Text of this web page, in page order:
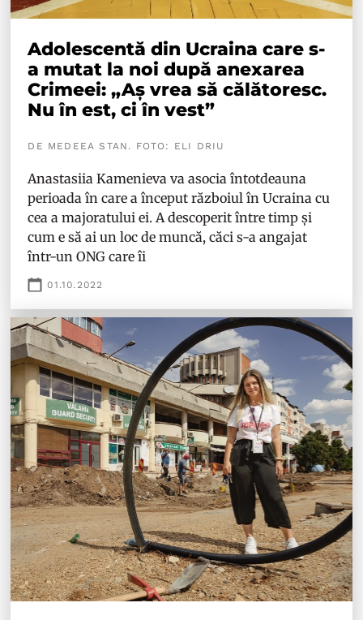
Adolescentă din Ucraina care s-
a mutat la noi după anexarea
Crimeei: „Aș vrea să călătoresc.
Nu în est, ci în vest”
DE MEDEEA STAN. FOTO: ELI DRIU
Anastasiia Kamenieva va asocia întotdeauna
perioada în care a început războiul în Ucraina cu
cea a majoratului ei. A descoperit între timp și
cum e să ai un loc de muncă, căci s-a angajat
într-un ONG care îi
01.10.2022